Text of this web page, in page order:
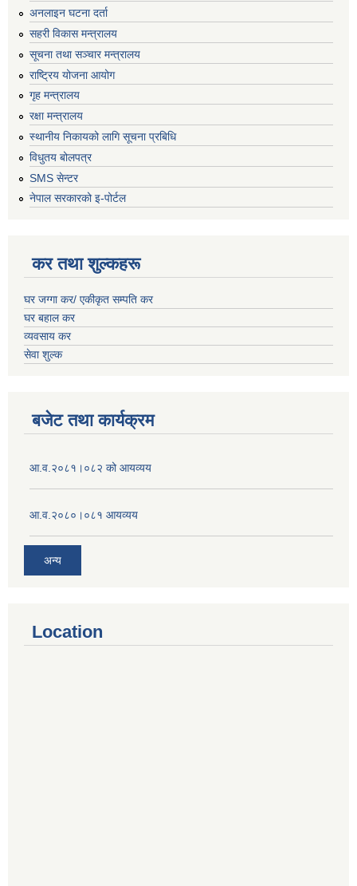
अनलाइन घटना दर्ता
सहरी विकास मन्त्रालय
सूचना तथा सञ्चार मन्त्रालय
राष्ट्रिय योजना आयोग
गृह मन्त्रालय
रक्षा मन्त्रालय
स्थानीय निकायको लागि सूचना प्रबिधि
विधुतय बोलपत्र
SMS सेन्टर
नेपाल सरकारको इ-पोर्टल
कर तथा शुल्कहरू
घर जग्गा कर/ एकीकृत सम्पति कर
घर बहाल कर
व्यवसाय कर
सेवा शुल्क
बजेट तथा कार्यक्रम
आ.व.२०८१।०८२ को आयव्यय
आ.व.२०८०।०८१ आयव्यय
अन्य
Location